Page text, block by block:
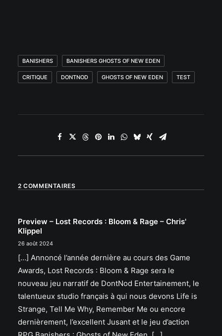
BANISHERS BANISHERS GHOSTS OF NEW EDEN
CRITIQUE DONTNOD GHOSTS OF NEW EDEN TEST
2 COMMENTAIRES
Preview – Lost Records : Bloom & Rage – Chris'
Klippel
26 août 2024
[…] Annoncé l’année dernière au cours des Game
Awards, Lost Records : Bloom & Rage sera le
nouveau jeu narratif de DontNod Entertainement, le
talentueux studio français à qui nous devons Life is
Strange, Tell Me Why, Remember Me ou encore
dernièrement, l’excellent Jusant et le jeu d’action